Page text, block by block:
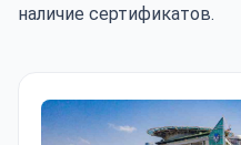
наличие сертификатов.